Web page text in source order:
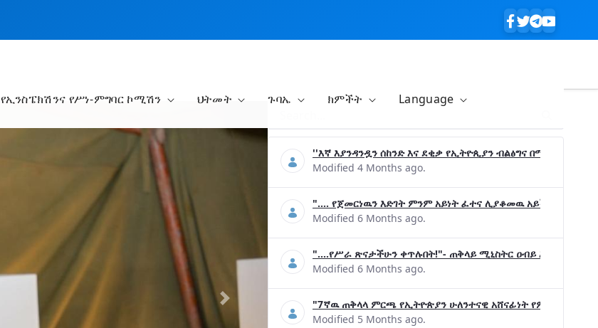
የኢንስፔክሽንና የሥነ-ምግባር ኮሚሽን ህትመት ጉባኤ ክምችት Language
Next
''እኛ እያንዳንዷን ሰከንድ እና ደቂቃ የኢትዮጲያን ብልፅግና በሚያረጋግጡ
Modified 4 Months ago.
".... የጀመርነዉን እድገት ምንም አይነት ፈተና ሊያቆመዉ አይችልም"-
Modified 6 Months ago.
"....የሥራ ጽናታችሁን ቀጥሉበት!"- ጠቅላይ ሚኒስትር ዐብይ አሕመድ (ዶ/ር)
Modified 6 Months ago.
"7ኛዉ ጠቅላላ ምርጫ የኢትዮጵያን ሁለንተናዊ አሸናፊነት የምናረጋግጥበት
Modified 5 Months ago.